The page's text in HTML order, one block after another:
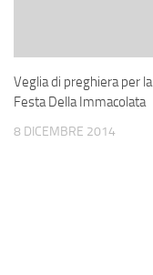
Veglia di preghiera per la
Festa Della Immacolata
8 DICEMBRE 2014